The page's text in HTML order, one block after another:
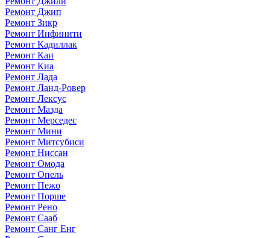
Ремонт Джип
Ремонт Зикр
Ремонт Инфинити
Ремонт Кадиллак
Ремонт Каи
Ремонт Киа
Ремонт Лада
Ремонт Ланд-Ровер
Ремонт Лексус
Ремонт Мазда
Ремонт Мерседес
Ремонт Мини
Ремонт Митсубиси
Ремонт Ниссан
Ремонт Омода
Ремонт Опель
Ремонт Пежо
Ремонт Порше
Ремонт Рено
Ремонт Сааб
Ремонт Санг Енг